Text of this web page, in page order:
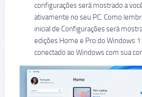
configurações será mostrado a
ativamente no seu PC. Como
inicial de Configurações será
edições Home e Pro do Windows
conectado ao Windows com sua